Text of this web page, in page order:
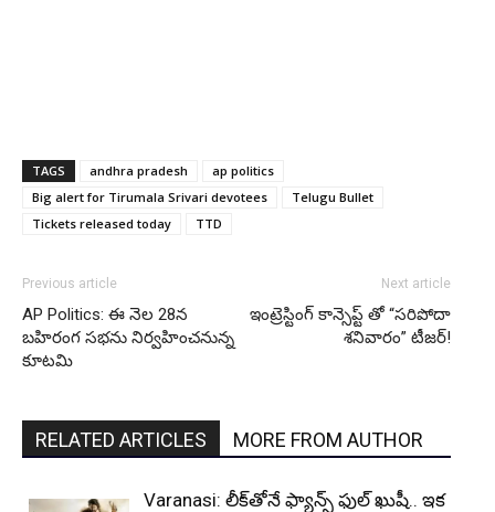
TAGS andhra pradesh
ap politics
Big alert for Tirumala Srivari devotees
Telugu Bullet
Tickets released today
TTD
Previous article
AP Politics: ఈ నెల 28న
బహిరంగ సభను నిర్వహించనున్న
కూటమి
Next article
ఇంట్రెస్టింగ్ కాన్సెప్ట్ తో “సరిపోదా
శనివారం” టీజర్!
RELATED ARTICLES MORE FROM AUTHOR
Varanasi: లీక్‌తోనే ఫ్యాన్స్ ఫుల్ ఖుషీ.. ఇక